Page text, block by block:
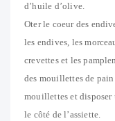
d’huile d’olive.
Oter le coeur des
les endives, les
crevettes et les
des mouillettes de
mouillettes et disposer
le côté de l’assiette.